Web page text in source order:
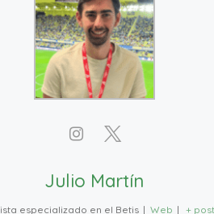
Julio Martín
especializado en el Betis | Web | +